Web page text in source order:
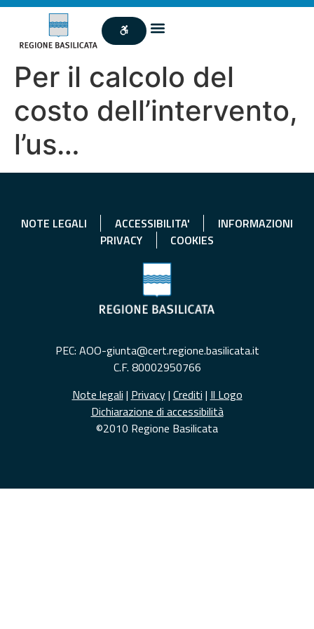
Per il calcolo del
costo dell’intervento,
l’us…
NOTE LEGALI ACCESSIBILITA'
INFORMAZIONI
PRIVACY
COOKIES
PEC: AOO-giunta@cert.regione.basilicata.it
C.F. 80002950766
Note legali | Privacy| Crediti | Il Logo
Dichiarazione di accessibilità
©2010 Regione Basilicata